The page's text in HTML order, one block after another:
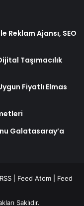
Reklam Ajansı, SEO
Taşımacılık
Fiyatlı Elmas
Galatasaray’a
Feed Atom
Feed
Saklıdır.